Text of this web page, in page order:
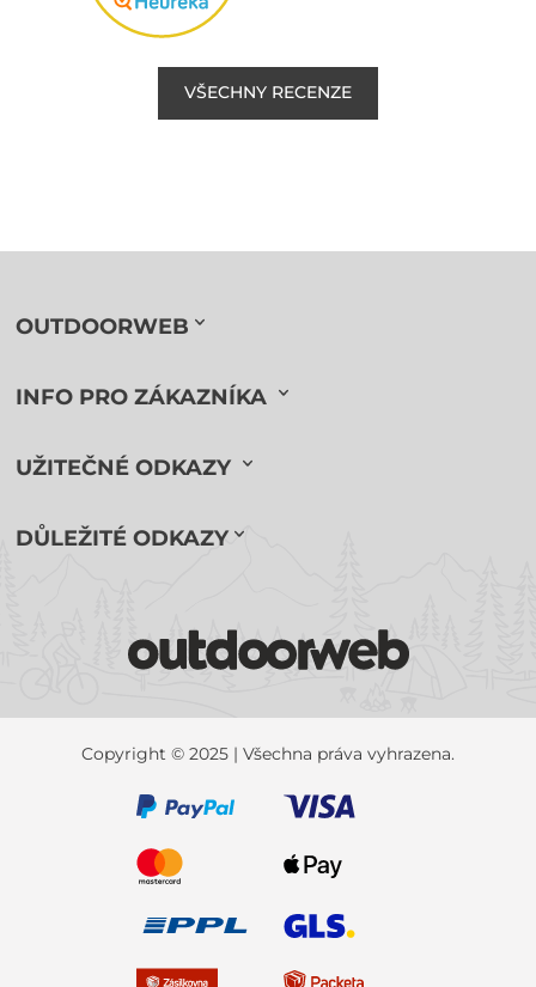
VŠECHNY RECENZE
OUTDOORWEB
INFO PRO ZÁKAZNÍKA
UŽITEČNÉ ODKAZY
DŮLEŽITÉ ODKAZY
Copyright © 2025 | Všechna práva vyhrazena.